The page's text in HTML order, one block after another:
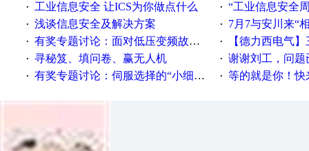
·
工业信息安全 让ICS为你做点什么 · “工业信息安全周之我见”
· 浅谈信息安全及解决方案 · 7月7与安川来“
· 有奖专题讨论：面对低压变频故障，老手是这样解决的！ · 【德力西电气】三
· 寻秘笈、填问卷、赢无人机 · 谢谢刘工，问题
· 有奖专题讨论：伺服选择的“小细节大学问”奖励公告 · 等的就是你！快来